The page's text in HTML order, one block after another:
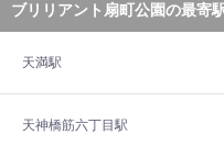
ブリリアント扇町公園の最寄
天満駅
天神橋筋六丁目駅